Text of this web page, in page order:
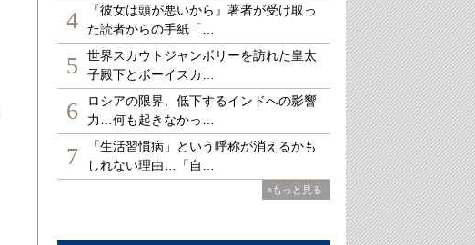
4
『彼女は頭が悪いから』著者が受け取っ
た読者からの手紙「…
5
世界スカウトジャンボリーを訪れた皇太
子殿下とボーイスカ…
6
ロシアの限界、低下するインドへの影響
力…何も起きなかっ…
7
「生活習慣病」という呼称が消えるかも
しれない理由…「自…
»もっと見る